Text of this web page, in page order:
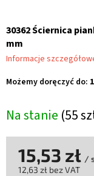
Na stanie (55
Możemy doręczyć do:
30362 Ściernica
mm
Informacje
15,53 zł /
12,63 zł bez VAT